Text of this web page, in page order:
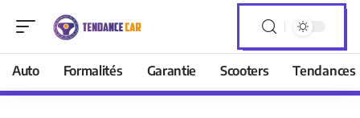
Auto Formalités Garantie Scooters Tendances